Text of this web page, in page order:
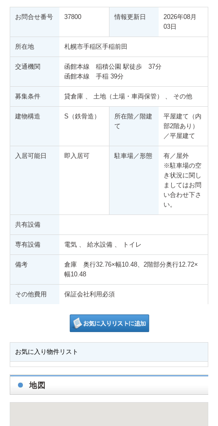
お問合せ番号 37800 情報更新日
2026年08月
03日
所在地 札幌市手稲区手稲前田
交通機関
函館本線 稲積公園 駅徒歩 37分
函館本線 手稲 39分
募集条件 貸倉庫 、 土地（土場・車両保管） 、 その他
建物構造 S（鉄骨造）
所在階／階建
て
平屋建て（内
部2階あり）
／平屋建て
入居可能日 即入居可 駐車場／形態
有／屋外
※駐車場の空
き状況に関し
ましてはお問
い合わせ下さ
い。
共有設備
専有設備 電気 、 給水設備 、 トイレ
備考
倉庫 奥行32.76×幅10.48、2階部分奥行12.72×
幅10.48
その他費用 保証会社利用必須
お気に入り物件リスト
地図